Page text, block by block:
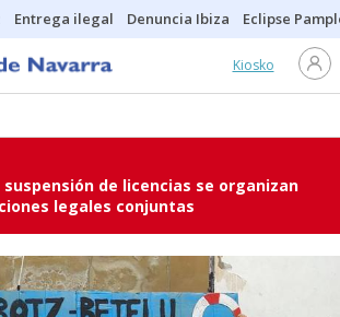
Entrega ilegal Denuncia Ibiza Eclipse
Kiosko
de licencias se organizan
legales conjuntas